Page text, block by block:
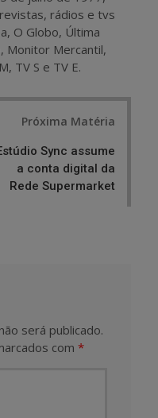
rádios e tvs
O Globo, Última
Monitor Mercantil,
TV S e TV E.
Próxima Matéria
Sync assume
a conta digital da
Rede Supermarket
será publicado.
com *